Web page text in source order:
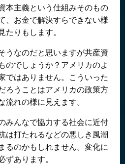
本主義という仕組みそのもの
、お金で解決すらできない様
たりもします。
うなのだと思いますが共産資
のでしょうか？アメリカのよ
ではありません。こういった
ろうことはアメリカの政策方
流れの様に見えます。
みんなで協力する社会に近付
は打たれるなどの悪しき風潮
るのかもしれません。変化に
ずあります。